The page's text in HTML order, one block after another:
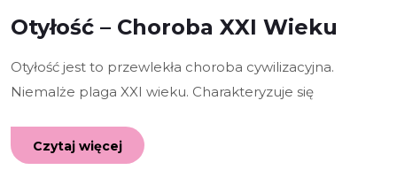
Otyłość – Choroba XXI Wieku
Otyłość jest to przewlekła choroba cywilizacyjna.
Niemalże plaga XXI wieku. Charakteryzuje się
Czytaj więcej